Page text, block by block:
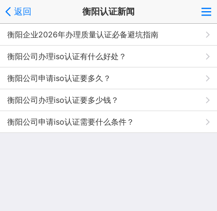
返回 衡阳认证新闻
衡阳企业2026年办理质量认证必备避坑指南
衡阳公司办理iso认证有什么好处？
衡阳公司申请iso认证要多久？
衡阳公司办理iso认证要多少钱？
衡阳公司申请iso认证需要什么条件？